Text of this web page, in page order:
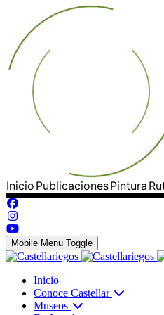
Inicio PublicacionesPintura
Mobile Menu Toggle
Inicio
Conoce Castellar
Museos